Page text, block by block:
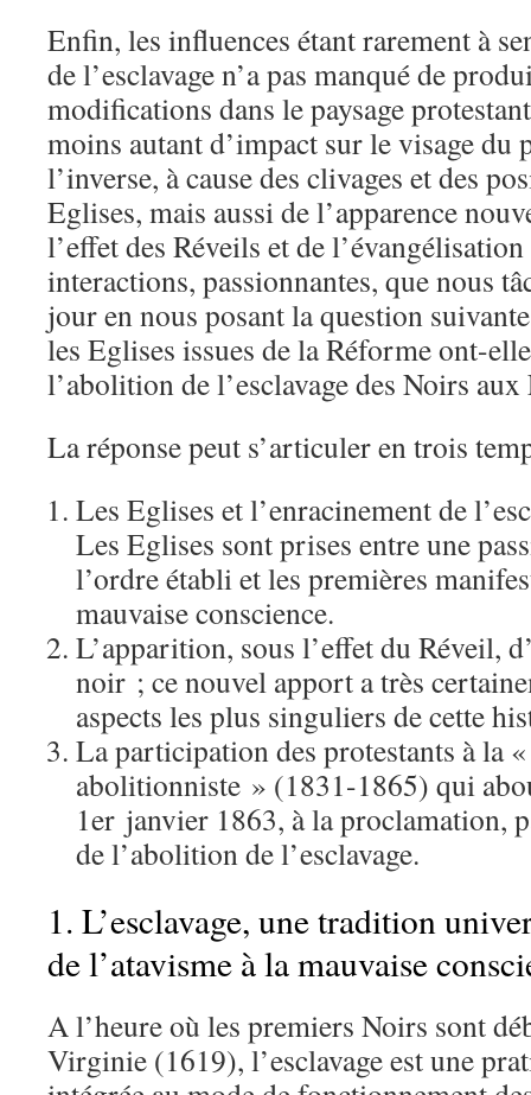
Enfin, les influences étant rarement à
de l’esclavage n’a pas manqué de
modifications dans le paysage
moins autant d’impact sur le visage du
l’inverse, à cause des clivages et des
Eglises, mais aussi de l’apparence
l’effet des Réveils et de
interactions, passionnantes, que nous
jour en nous posant la question
les Eglises issues de la Réforme ont-
l’abolition de l’esclavage des Noirs
La réponse peut s’articuler en trois
Les Eglises et l’enracinement de
Les Eglises sont prises entre une
l’ordre établi et les premières
mauvaise conscience.
L’apparition, sous l’effet du Réveil,
noir ; ce nouvel apport a très
aspects les plus singuliers de cette
La participation des protestants à la
abolitionniste » (1831-1865) qui
1er janvier 1863, à la proclamation,
de l’abolition de l’esclavage.
1. L’esclavage, une tradition
de l’atavisme à la mauvaise
A l’heure où les premiers Noirs sont
Virginie (1619), l’esclavage est une